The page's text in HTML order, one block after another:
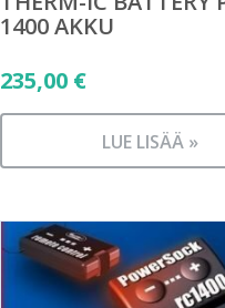
1400 AKKU
235,00 €
LUE LISÄÄ »